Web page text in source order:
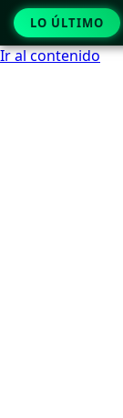
Ir al contenido
LO ÚLTIMO
11 x86-